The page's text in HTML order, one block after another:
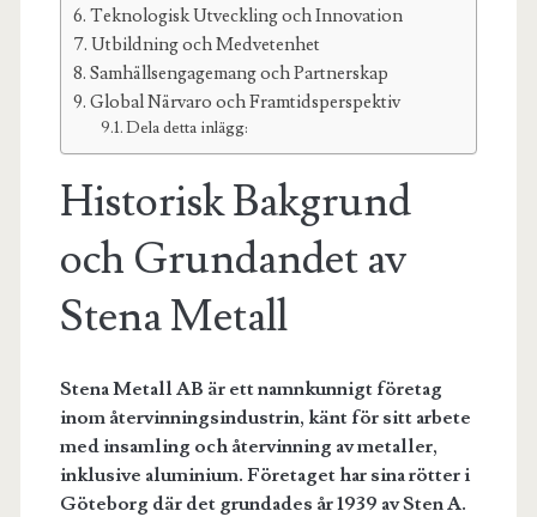
Teknologisk Utveckling och Innovation
Utbildning och Medvetenhet
Samhällsengagemang och Partnerskap
Global Närvaro och Framtidsperspektiv
Dela detta inlägg:
Historisk Bakgrund
och Grundandet av
Stena Metall
Stena Metall AB är ett namnkunnigt företag
inom återvinningsindustrin, känt för sitt arbete
med insamling och återvinning av metaller,
inklusive aluminium. Företaget har sina rötter i
Göteborg där det grundades år 1939 av Sten A.